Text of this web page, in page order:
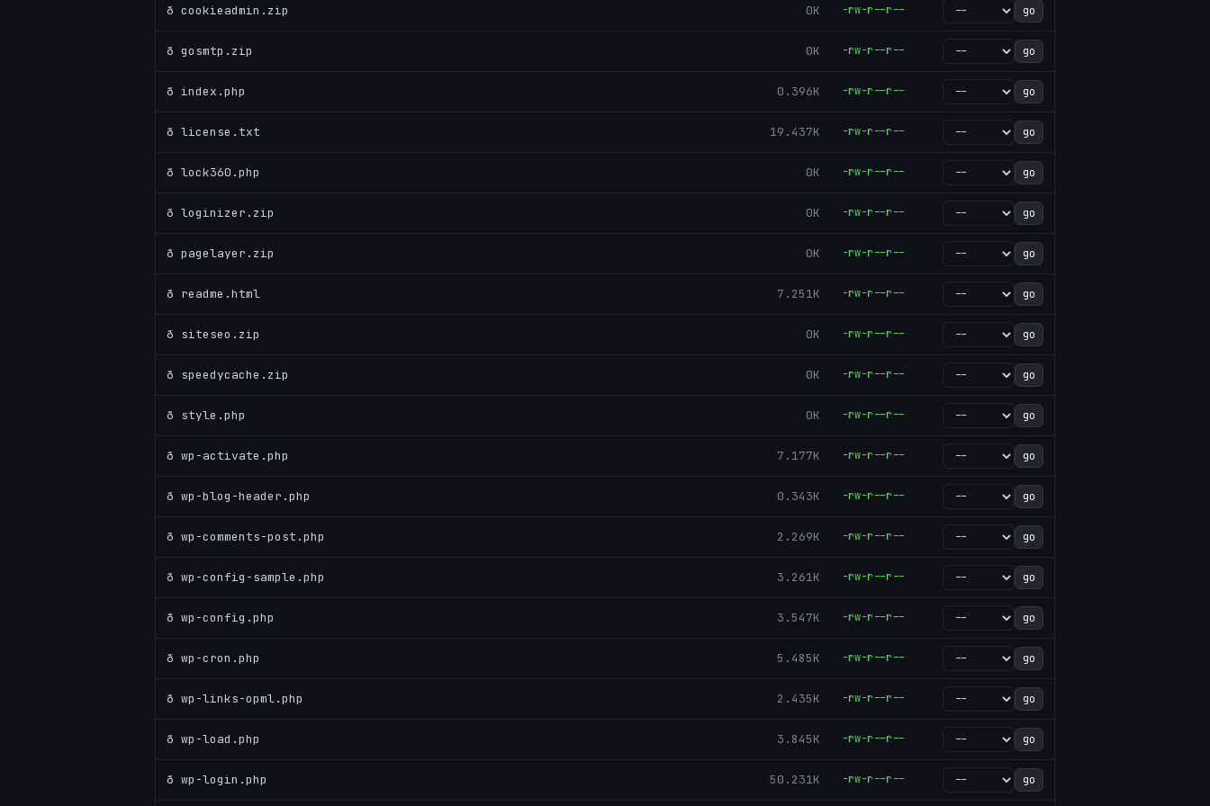
ð cookieadmin.zip 0K -rw-r--r-- go
ð gosmtp.zip 0K -rw-r--r-- go
ð index.php 0.396K -rw-r--r-- go
ð license.txt 19.437K -rw-r--r-- go
ð lock360.php 0K -rw-r--r-- go
ð loginizer.zip 0K -rw-r--r-- go
ð pagelayer.zip 0K -rw-r--r-- go
ð readme.html 7.251K -rw-r--r-- go
ð siteseo.zip 0K -rw-r--r-- go
ð speedycache.zip 0K -rw-r--r-- go
ð style.php 0K -rw-r--r-- go
ð wp-activate.php 7.177K -rw-r--r-- go
ð wp-blog-header.php 0.343K -rw-r--r-- go
ð wp-comments-post.php 2.269K -rw-r--r-- go
ð wp-config-sample.php 3.261K -rw-r--r-- go
ð wp-config.php 3.547K -rw-r--r-- go
ð wp-cron.php 5.485K -rw-r--r-- go
ð wp-links-opml.php 2.435K -rw-r--r-- go
ð wp-load.php 3.845K -rw-r--r-- go
ð wp-login.php 50.231K -rw-r--r-- go